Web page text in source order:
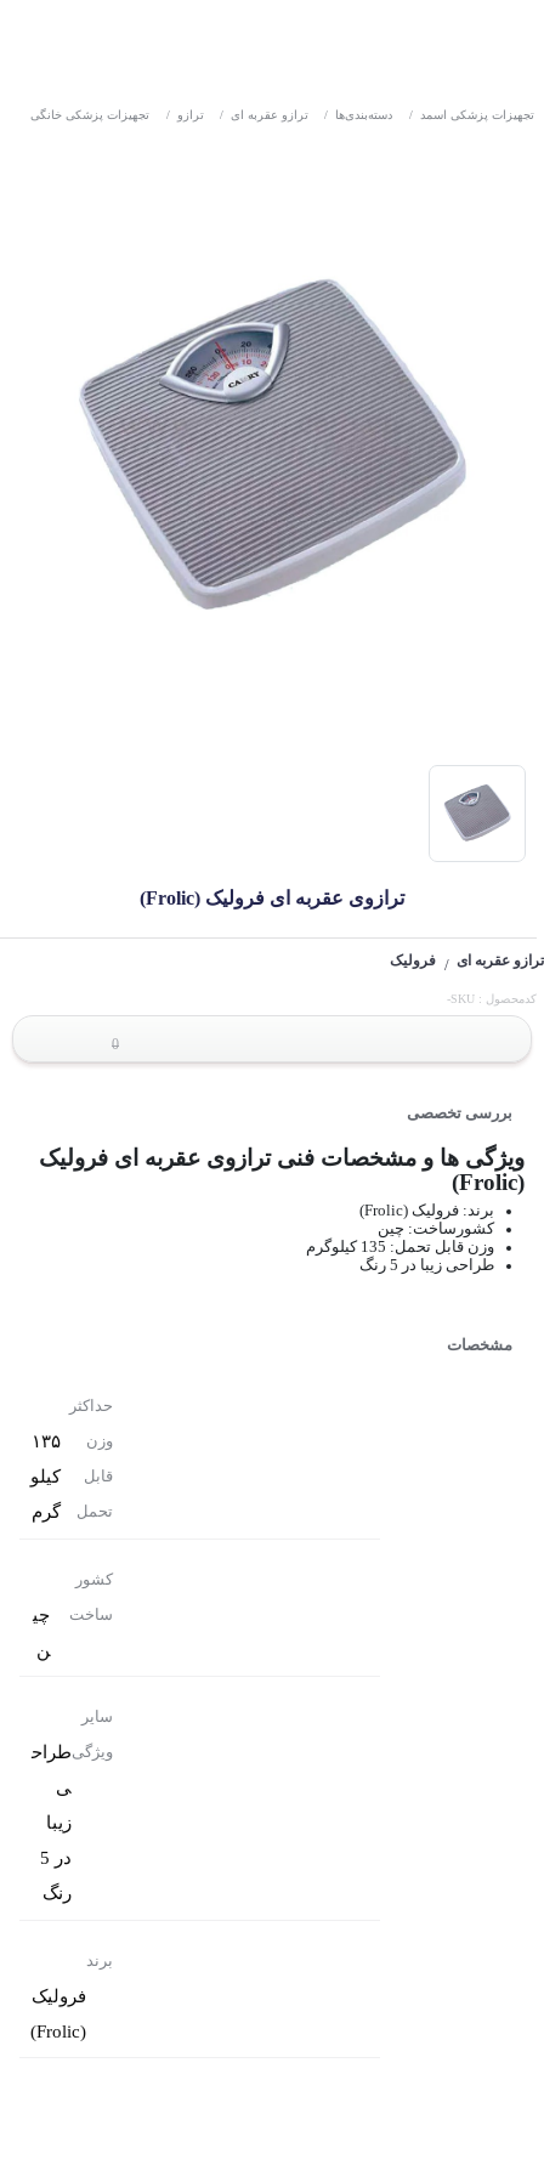
تجهیزات پزشکی اسمد / دسته‌بندی‌ها / ترازو عقربه ای / ترازو / تجهیزات پزشکی خانگی
ترازوی عقربه ای فرولیک (Frolic)
ترازو عقربه ای / فرولیک
کدمحصول : SKU-
0
بررسی تخصصی
ویژگی ها و مشخصات فنی ترازوی عقربه ای فرولیک
(Frolic)
برند: فرولیک (Frolic)
کشورساخت: چین
وزن قابل تحمل: 135 کیلوگرم
طراحی زیبا در 5 رنگ
مشخصات
حداکثر
وزن
قابل
تحمل
۱۳۵
کیلو
گرم
کشور
ساخت
چی
ن
سایر
ویژگیطراح
ی
زیبا
در 5
رنگ
برند
فرولیک
(Frolic)